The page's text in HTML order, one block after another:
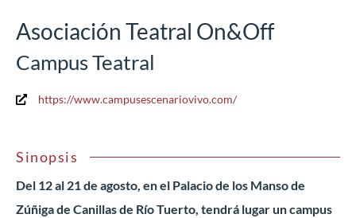
Asociación Teatral On&Off
Campus Teatral
https://www.campusescenariovivo.com/
Sinopsis
Del 12 al 21 de agosto, en el Palacio de los Manso de
Zúñiga de Canillas de Río Tuerto, tendrá lugar un campus